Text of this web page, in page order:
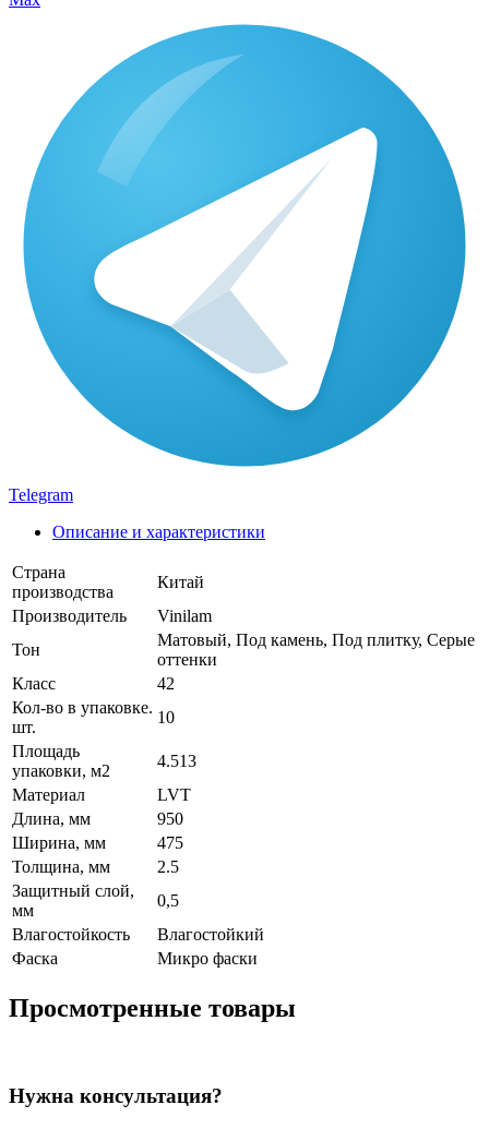
Telegram
Описание и характеристики
Страна
производства
Китай
Производитель
Vinilam
Тон
Матовый, Под камень, Под плитку, Серые
оттенки
Класс
42
Кол-во в упаковке.
шт.
10
Площадь
упаковки, м2
4.513
Материал
LVT
Длина, мм
950
Ширина, мм
475
Толщина, мм
2.5
Защитный слой,
мм
0,5
Влагостойкость
Влагостойкий
Фаска
Микро фаски
Просмотренные товары
Нужна консультация?